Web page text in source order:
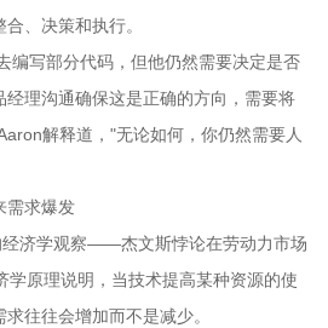
、决策和执行。
编写部分代码，但他仍然需要决定是否
经理沟通确保这是正确的方向，需要将
解释道，"无论如何，你仍然需要人
需求爆发
济学观察——杰文斯悖论在劳动力市场
学原理说明，当技术提高某种资源的使
往往会增加而不是减少。